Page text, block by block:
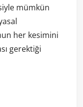
mümkün
her kesimini
gerektiği